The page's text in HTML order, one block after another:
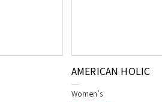
AMERICAN HOLIC
Women's